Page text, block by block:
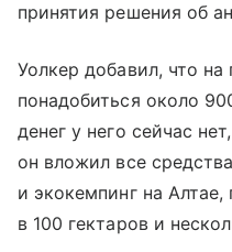
принятия решения об
Уолкер добавил, что
понадобиться около
денег у него сейчас
он вложил все
и экокемпинг на Алтае,
в 100 гектаров и